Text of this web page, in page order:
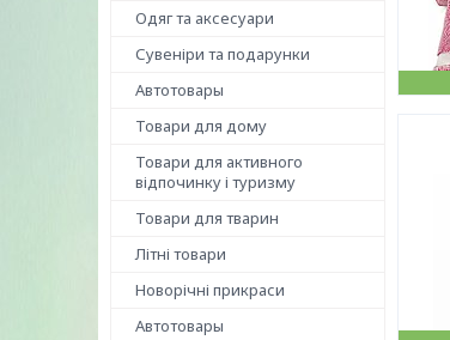
Одяг та аксесуари
Сувеніри та подарунки
Автотовары
Товари для дому
Товари для активного
відпочинку і туризму
Товари для тварин
Літні товари
Новорічні прикраси
Автотовары